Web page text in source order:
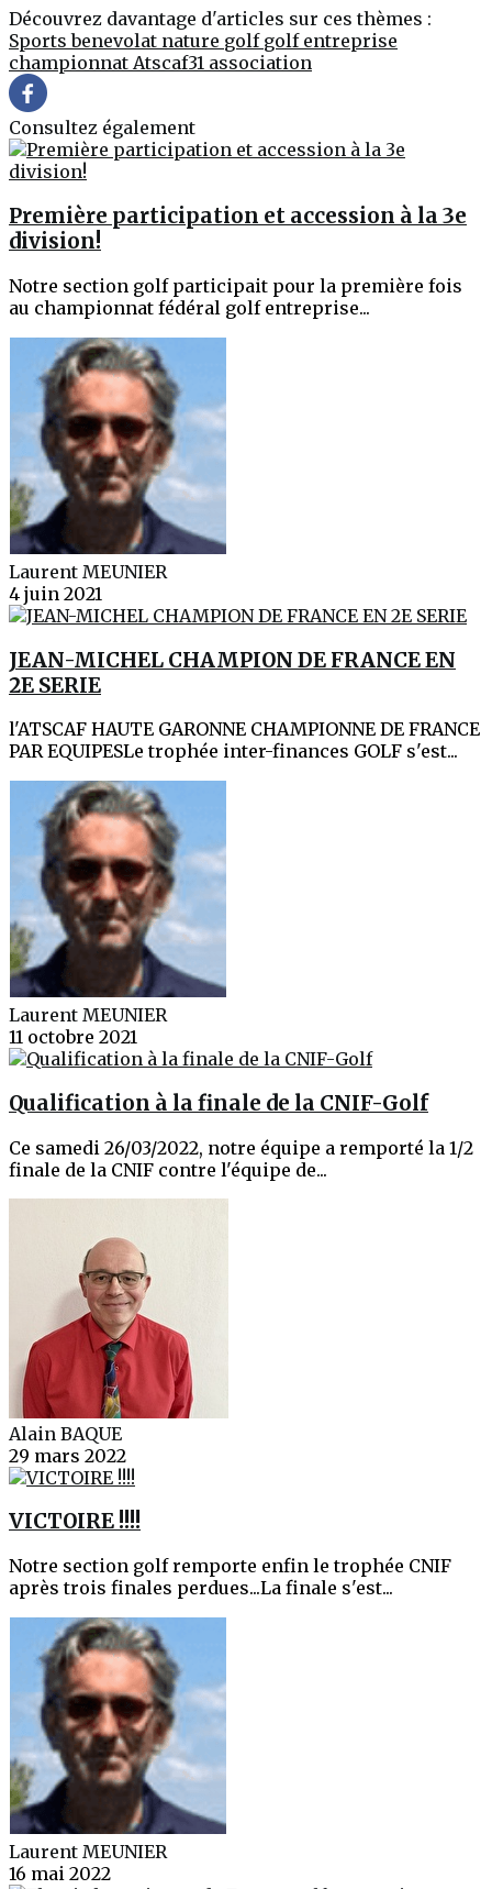
Découvrez davantage d'articles sur ces thèmes :
Sportsbenevolat nature golf golf entreprise
championnat Atscaf31 association
Consultez également
Première participation et accession à la 3e
division!
Notre section golf participait pour la première fois
au championnat fédéral golf entreprise...
Laurent MEUNIER
4 juin 2021
JEAN-MICHEL CHAMPION DE FRANCE EN
2E SERIE
l'ATSCAF HAUTE GARONNE CHAMPIONNE DE FRANCE
PAR EQUIPESLe trophée inter-finances GOLF s'est...
Laurent MEUNIER
11 octobre 2021
Qualification à la finale de la CNIF-Golf
Ce samedi 26/03/2022, notre équipe a remporté la 1/2
finale de la CNIF contre l'équipe de...
Alain BAQUE
29 mars 2022
VICTOIRE !!!!
Notre section golf remporte enfin le trophée CNIF
après trois finales perdues...La finale s'est...
Laurent MEUNIER
16 mai 2022